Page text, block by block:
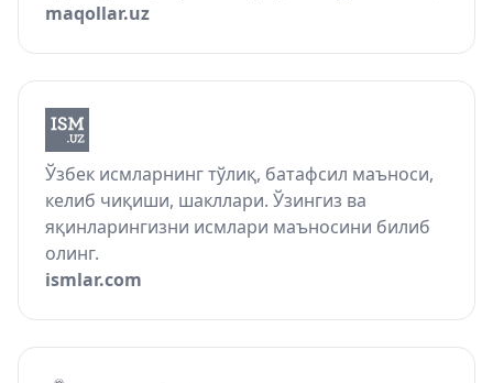
maqollar.uz
Ўзбек исмларнинг тўлиқ, батафсил маъноси,
келиб чиқиши, шакллари. Ўзингиз ва
яқинларингизни исмлари маъносини билиб
олинг.
ismlar.com